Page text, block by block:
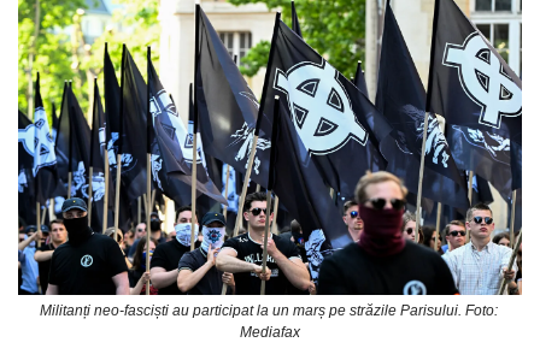
Militanți neo-fasciști au participat la un marș pe străzile Parisului. Foto:
Mediafax